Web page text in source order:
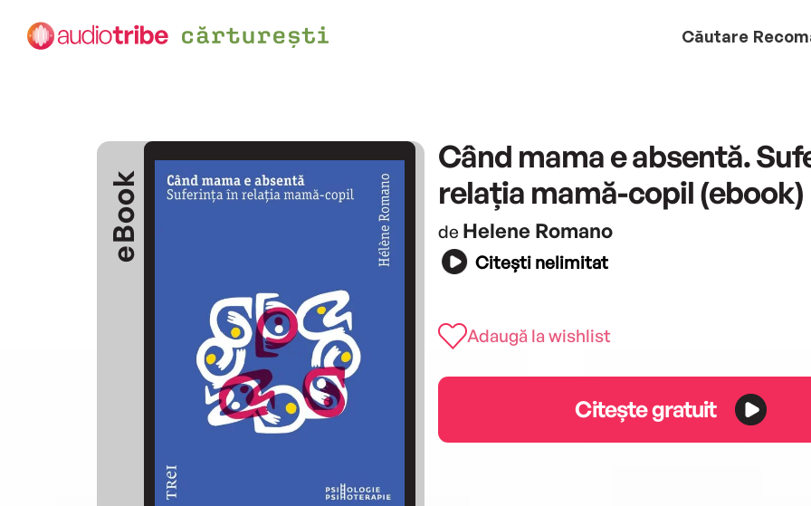
Căutare
eBook
Când mama e absentă.
relația mamă-copil (ebook)
de Helene Romano
Citești nelimitat
Adaugă la wishlist
Citește gratuit